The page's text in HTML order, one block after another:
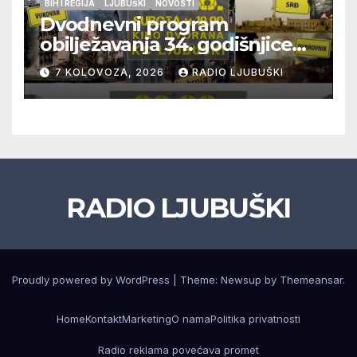
BIH I REGIJA LJUBUŠKI NOVOSTI
Dvodnevni program
obilježavanja 34. godišnjice
pogibije generala Blaža
Kraljevića i osmorice
pripadnika HOS-a
7 KOLOVOZA, 2026 RADIO LJUBUŠKI
RADIO LJUBUŠKI
Proudly powered by WordPress Theme: Newsup by Themeansar.
HomeKontaktMarketingO namaPolitika privatnosti
Radio reklama povećava promet